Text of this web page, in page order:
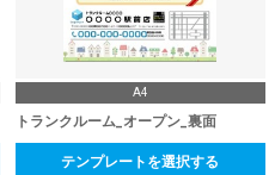
A4
トランクルーム_オープン_裏面
テンプレートを選択する